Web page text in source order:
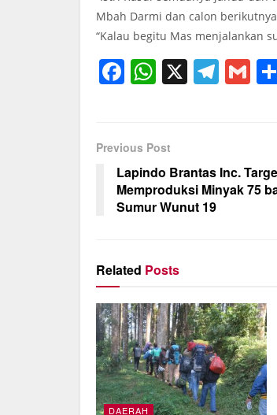
Mbah Darmi dan calon
“Kalau begitu Mas menjalankan
F
a
e
b
o
o
W
h
s
A
p
p
X T
el
a
m
G
m
Previous Post
Lapindo Brantas Inc.
Memproduksi Minyak 75
Sumur Wunut 19
Related Posts
DAERAH